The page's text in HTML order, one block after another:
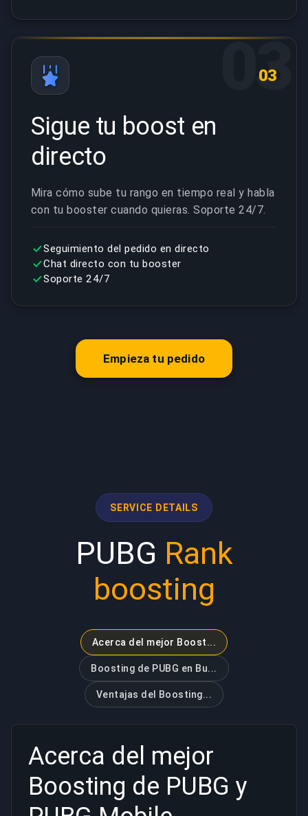
03
03
Sigue tu boost en
directo
Mira cómo sube tu rango en tiempo real y habla
con tu booster cuando quieras. Soporte 24/7.
Seguimiento del pedido en directo
Chat directo con tu booster
Soporte 24/7
Empieza tu pedido
SERVICE DETAILS
PUBG Rank
boosting
Acerca del mejor Boost...
Boosting de PUBG en Bu...
Ventajas del Boosting...
Acerca del mejor
Boosting de PUBG y